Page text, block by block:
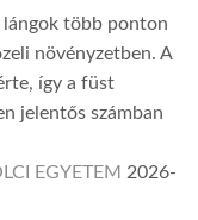
lángok több ponton
növényzetben. A
így a füst
jelentős számban
EGYETEM 2026-